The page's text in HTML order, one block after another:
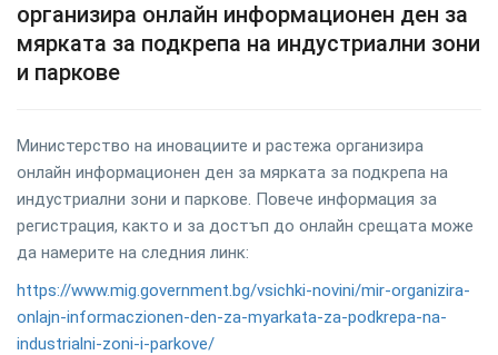
организира онлайн информационен ден за
мярката за подкрепа на индустриални зони
и паркове
Министерство на иновациите и растежа организира
онлайн информационен ден за мярката за подкрепа на
индустриални зони и паркове. Повече информация за
регистрация, както и за достъп до онлайн срещата може
да намерите на следния линк:
https://www.mig.government.bg/vsichki-novini/mir-organizira-
onlajn-informaczionen-den-za-myarkata-za-podkrepa-na-
industrialni-zoni-i-parkove/